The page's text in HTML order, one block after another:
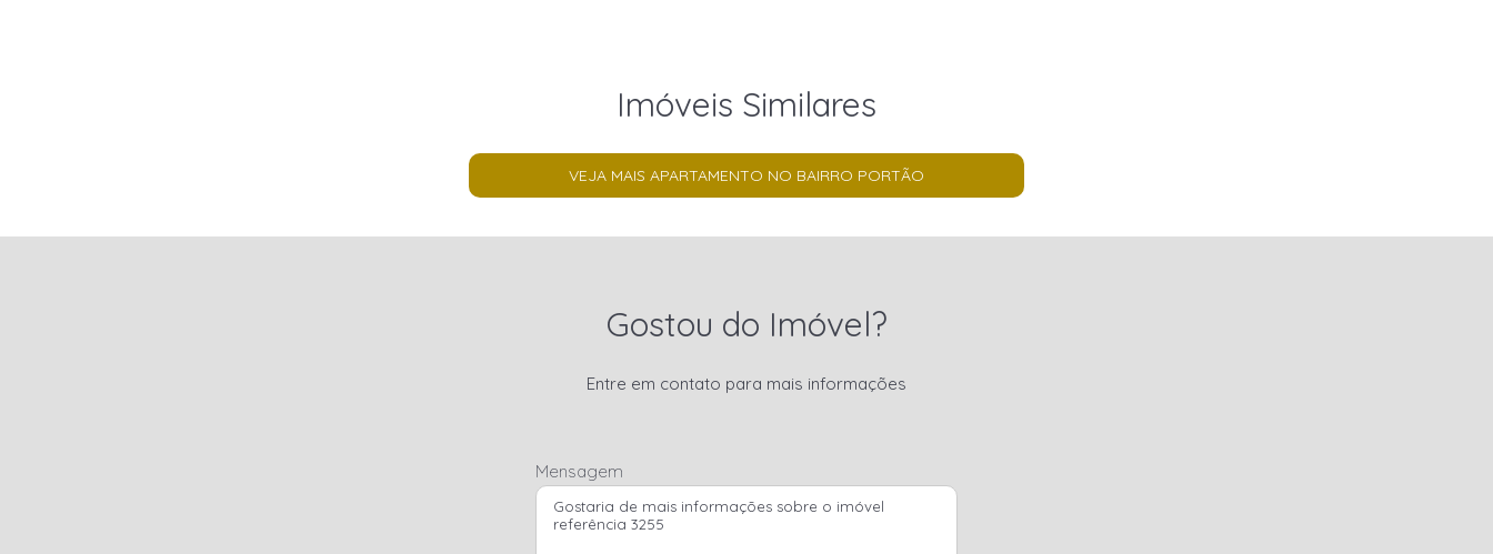
Imóveis Similares
VEJA MAIS APARTAMENTO NO BAIRRO PORTÃO
Gostou do Imóvel?
Entre em contato para mais informações
Mensagem